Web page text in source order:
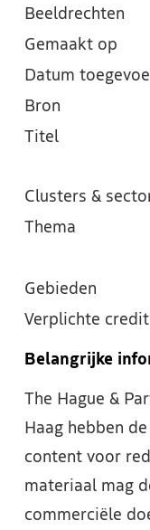
Beeldrechten
Gemaakt op
Datum
Bron
Titel
Clusters &
Thema
Gebieden
Verplichte credit
Belangrijke
The Hague &
Haag hebben
content voor
materiaal mag
commerciële